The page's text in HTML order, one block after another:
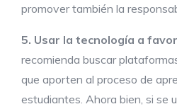
promover también la
5. Usar la tecnología a
recomienda buscar
que aporten al proceso de
estudiantes. Ahora bien, si se